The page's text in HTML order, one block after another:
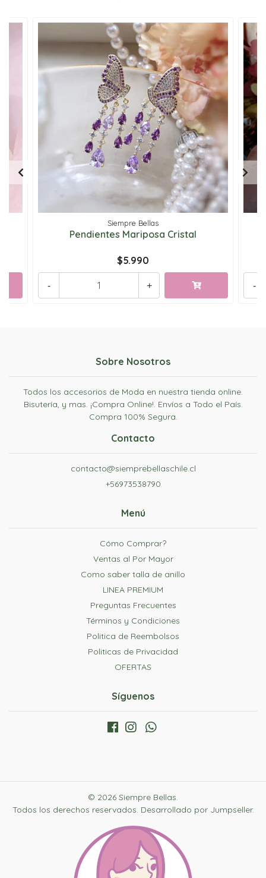
Siempre Bellas
Pendientes Mariposa Cristal
$5.990
+
- -
Sobre Nosotros
Todos los accesorios de Moda en nuestra tienda online.
Bisutería, y mas. ¡Compra Online!. Envíos a Todo el País.
Compra 100% Segura.
Contacto
contacto@siemprebellaschile.cl
+56973538790
Menú
Cómo Comprar?
Ventas al Por Mayor
Como saber talla de anillo
LINEA PREMIUM
Preguntas Frecuentes
Términos y Condiciones
Politica de Reembolsos
Politicas de Privacidad
OFERTAS
Síguenos
© 2026 Siempre Bellas.
Todos los derechos reservados. Desarrollado por Jumpseller.